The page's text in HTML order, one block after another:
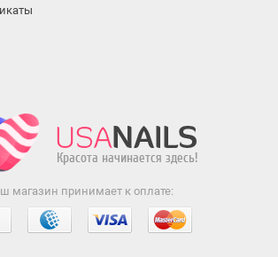
магазин принимает к оплате: